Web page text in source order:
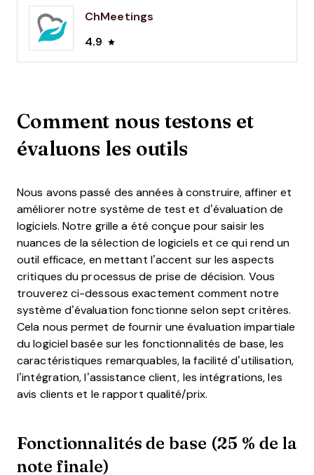
ChMeetings
4.9
Comment nous testons et
évaluons les outils
Nous avons passé des années à construire, affiner et
améliorer notre système de test et d’évaluation de
logiciels. Notre grille a été conçue pour saisir les
nuances de la sélection de logiciels et ce qui rend un
outil efficace, en mettant l’accent sur les aspects
critiques du processus de prise de décision. Vous
trouverez ci-dessous exactement comment notre
système d’évaluation fonctionne selon sept critères.
Cela nous permet de fournir une évaluation impartiale
du logiciel basée sur les fonctionnalités de base, les
caractéristiques remarquables, la facilité d’utilisation,
l’intégration, l’assistance client, les intégrations, les
avis clients et le rapport qualité/prix.
Fonctionnalités de base (25 % de la
note finale)